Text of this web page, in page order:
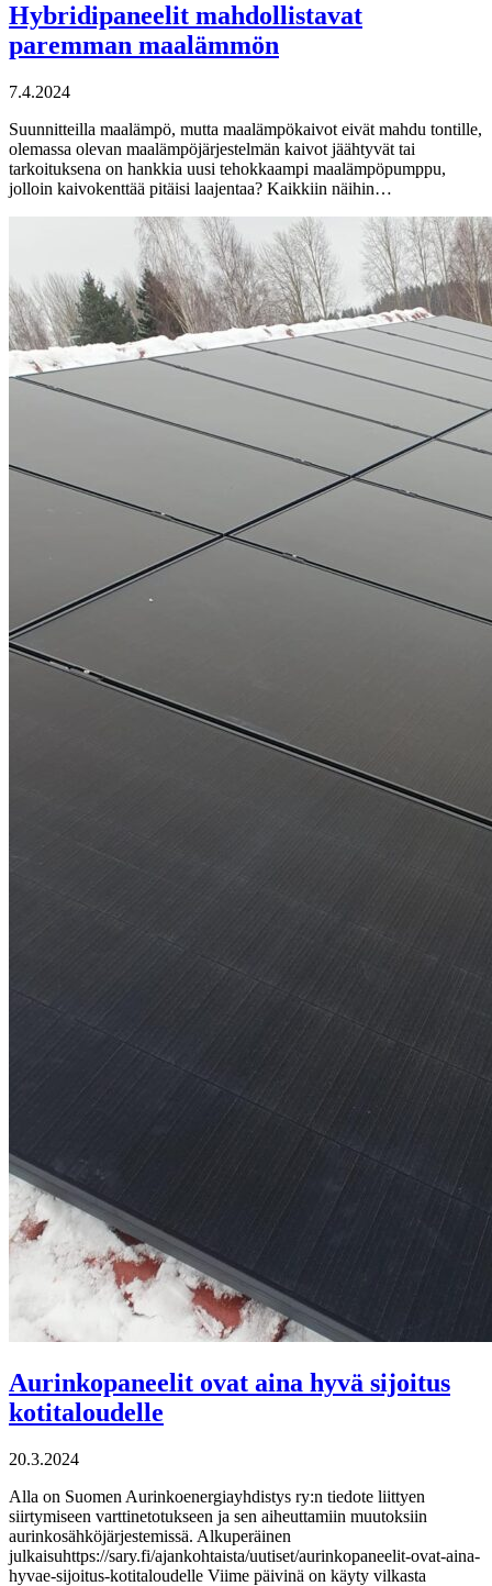
Hybridipaneelit mahdollistavat
paremman maalämmön
7.4.2024
Suunnitteilla maalämpö, mutta maalämpökaivot eivät mahdu tontille,
olemassa olevan maalämpöjärjestelmän kaivot jäähtyvät tai
tarkoituksena on hankkia uusi tehokkaampi maalämpöpumppu,
jolloin kaivokenttää pitäisi laajentaa? Kaikkiin näihin…
Aurinkopaneelit ovat aina hyvä sijoitus
kotitaloudelle
20.3.2024
Alla on Suomen Aurinkoenergiayhdistys ry:n tiedote liittyen
siirtymiseen varttinetotukseen ja sen aiheuttamiin muutoksiin
aurinkosähköjärjestemissä. Alkuperäinen
julkaisuhttps://sary.fi/ajankohtaista/uutiset/aurinkopaneelit-ovat-aina-
hyvae-sijoitus-kotitaloudelle Viime päivinä on käyty vilkasta